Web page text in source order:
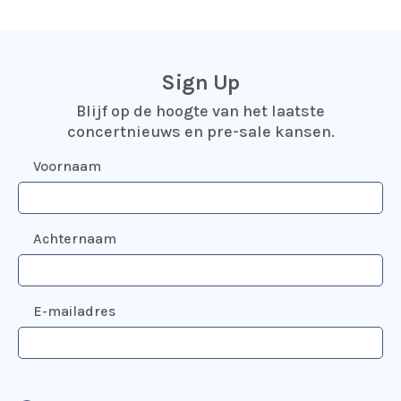
Sign Up
Blijf op de hoogte van het laatste
concertnieuws en pre-sale kansen.
Voornaam
Achternaam
E-mailadres